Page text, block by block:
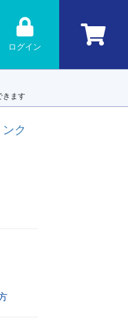
ログイン
きます
ンク